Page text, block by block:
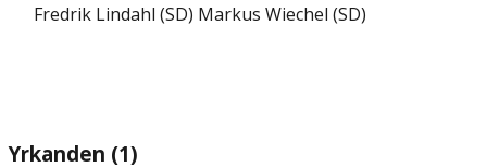
Fredrik Lindahl (SD) Markus Wiechel (SD)
Yrkanden (1)